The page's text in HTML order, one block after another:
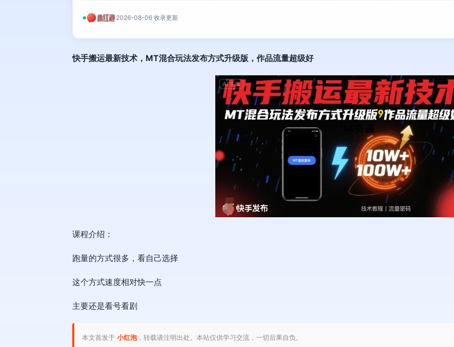
2026-08-06 收录更新
快手搬运最新技术 ，MT混合玩法发布方式升级版，作品流量超级好
课程介绍：
跑量的方式很多，看自己选择
这个方式速度相对快一点
主要还是看号看剧
本文首发于 小红泡，转载请注明出处。本站仅供学习交流，一切后果自负。